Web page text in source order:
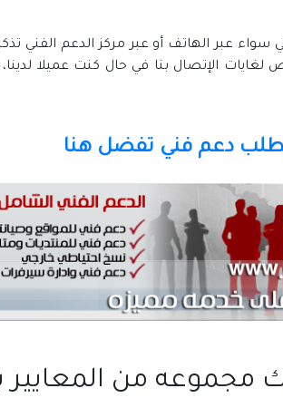
سواء عبر الهاتف أو عبر مركز الدعم الفني
الإتصال بنا في حال كنت عميلا
دعم فني تفضل هنا
مجموعه من المعايير